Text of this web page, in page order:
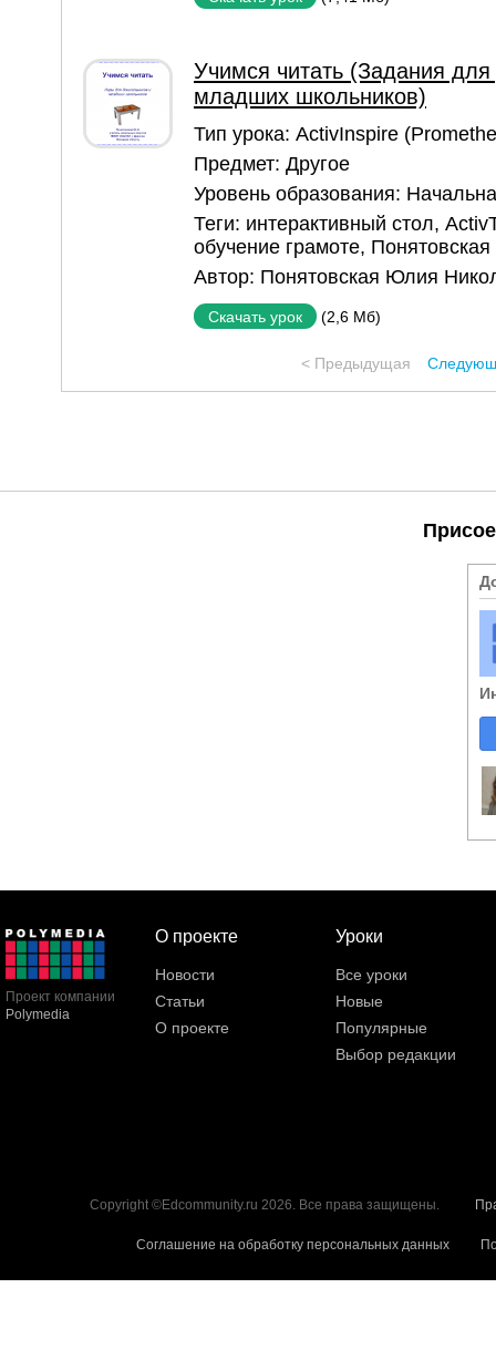
Учимся читать (Задания
младших школьников)
Тип урока: ActivInspire
Предмет: Другое
Уровень образования:
Теги: интерактивный стол,
обучение грамоте, Понятовская
Автор: Понятовская Юлия
Скачать урок (2,6 Мб)
< Предыдущая
Проект компании
Polymedia
О проекте
Новости
Статьи
О проекте
Уроки
Все уроки
Новые
Популярные
Выбор редакции
Copyright ©Edcommunity.ru 2026. Все права защищены.
Соглашение на обработку персональных данных